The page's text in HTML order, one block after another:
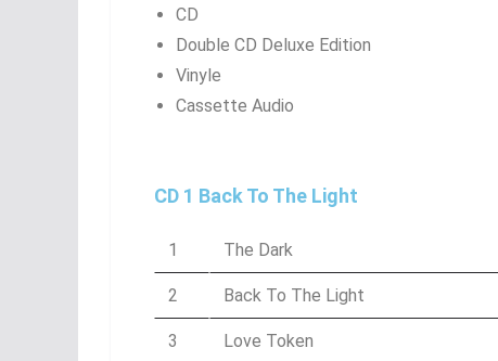
CD
Double CD Deluxe Edition
Vinyle
Cassette Audio
CD 1 Back To The Light
1 The Dark
2 Back To The Light
3 Love Token